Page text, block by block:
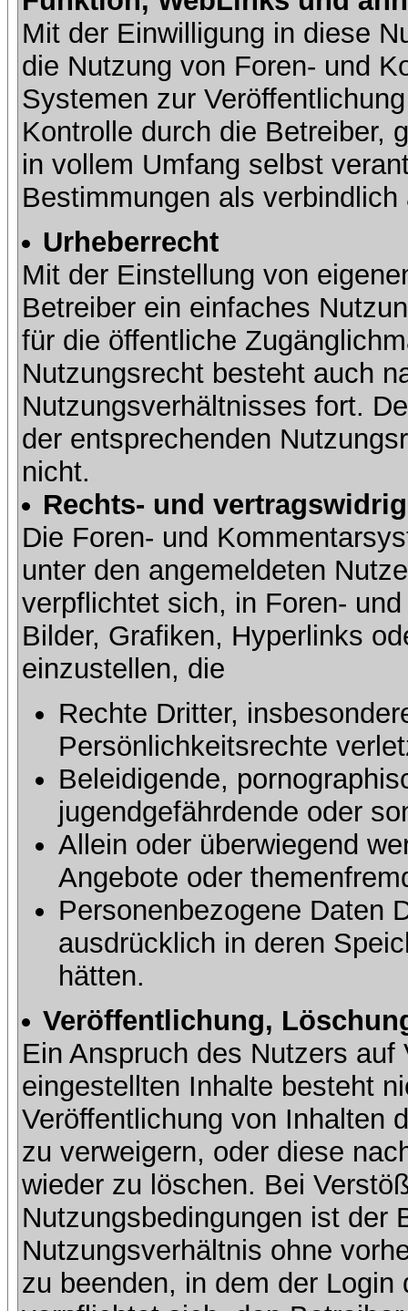
Mit der Einwilligung in diese
die Nutzung von Foren- und
Systemen zur
Kontrolle durch die Betreiber,
in vollem Umfang selbst
Bestimmungen als verbindlich
Urheberrecht
Mit der Einstellung von
Betreiber ein einfaches
für die öffentliche
Nutzungsrecht besteht auch
Nutzungsverhältnisses fort.
der entsprechenden
nicht.
Rechts- und
Die Foren- und
unter den angemeldeten
verpflichtet sich, in Foren-
Bilder, Grafiken, Hyperlinks
einzustellen, die
Rechte Dritter,
Persönlichkeitsrechte
Beleidigende,
jugendgefährdende oder
Allein oder überwiegend
Angebote oder
Personenbezogene Daten
ausdrücklich in deren
hätten.
Veröffentlichung,
Ein Anspruch des Nutzers
eingestellten Inhalte besteht
Veröffentlichung von Inhalten
zu verweigern, oder diese
wieder zu löschen. Bei
Nutzungsbedingungen ist der
Nutzungsverhältnis ohne
zu beenden, in dem der